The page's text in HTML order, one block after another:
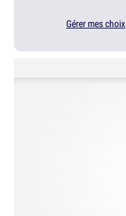
Gérer mes choix